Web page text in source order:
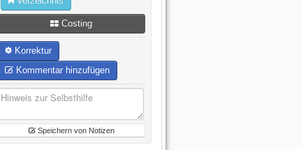
Costing
Korrektur
Kommentar hinzufügen
Speichern von Notizen